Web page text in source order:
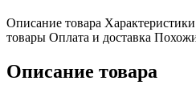
Описание товара Характеристики
товары Оплата и доставка
Описание товара